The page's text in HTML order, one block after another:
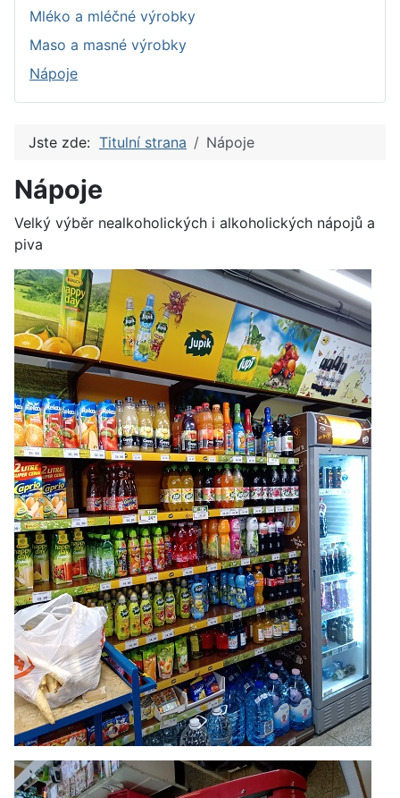
Mléko a mléčné výrobky
Maso a masné výrobky
Nápoje
Jste zde: Titulní strana Nápoje
Nápoje
Velký výběr nealkoholických i alkoholických nápojů a
piva